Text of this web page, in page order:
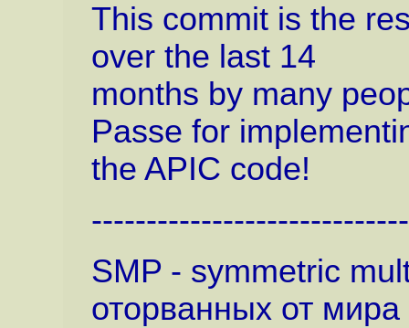
This commit is the
over the last 14
months by many
Passe for
the APIC code!
SMP - symmetric
оторванных от